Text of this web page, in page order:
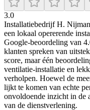
3.0
Installatiebedrijf H.
een lokaal opererende
Google‑beoordeling van
klanten spreken van
score, maar één
ventilatie-installatie en
verholpen. Hoewel de
lijkt te komen van echte
onvoldoende inzicht in de
van de dienstverlening.